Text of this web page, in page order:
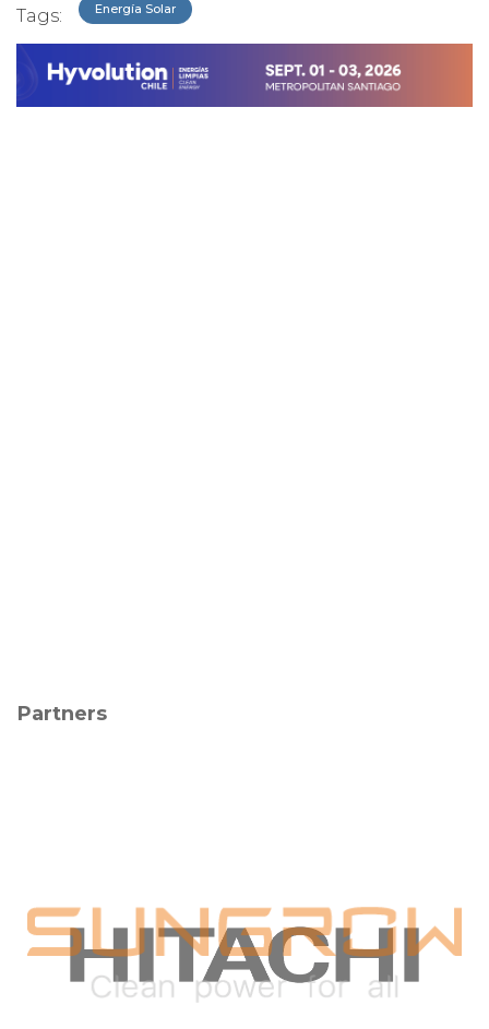
Tags: Energía Solar
Partners